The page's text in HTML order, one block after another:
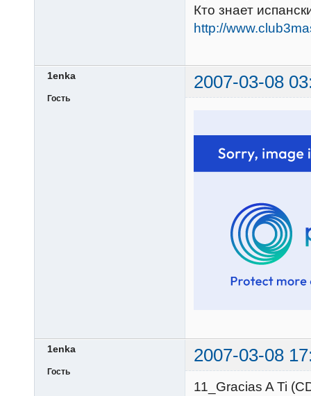
Кто знает
http://
1enka 2007-03-08
Гость
1enka 2007-03-08
Гость
11_Gracias A Ti